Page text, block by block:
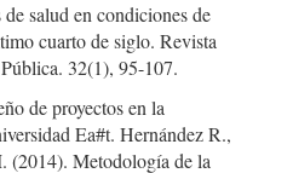
salud en condiciones de
cuarto de siglo. Revista
32(1), 95-107.
de proyectos en la
Ea#t. Hernández R.,
(2014). Metodología de la